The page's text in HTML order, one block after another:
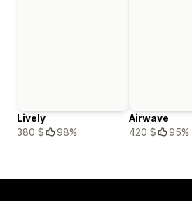
Lively
380 $
98%
Airwave
420 $
95%